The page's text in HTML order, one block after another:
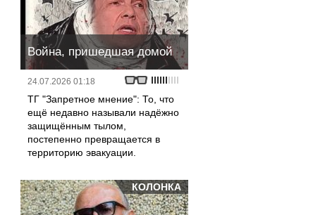
Война, пришедшая домой
24.07.2026 01:18
ТГ "Запретное мнение": То, что
ещё недавно называли надёжно
защищённым тылом,
постепенно превращается в
территорию эвакуации.
КОЛОНКА